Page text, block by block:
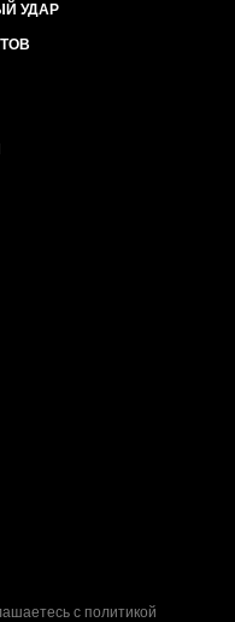
УДАР
с политикой